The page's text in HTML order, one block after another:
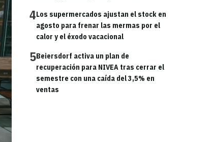
4Los supermercados ajustan el stock en
agosto para frenar las mermas por el
calor y el éxodo vacacional
5Beiersdorf activa un plan de
recuperación para NIVEA tras cerrar el
semestre con una caída del 3,5% en
ventas